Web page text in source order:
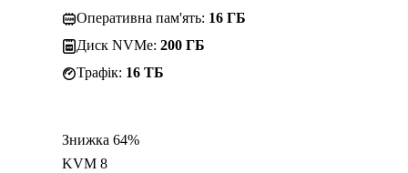
Оперативна пам'ять: 16 ГБ
Диск NVMe: 200 ГБ
Трафік: 16 TБ
Знижка 64%
KVM 8